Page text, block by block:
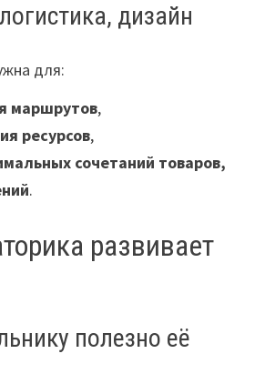
дизайн
для:
маршрутов,
ресурсов,
сочетаний товаров,
.
развивает
полезно её